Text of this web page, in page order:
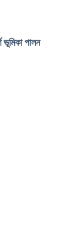
ভূমিকা পালন